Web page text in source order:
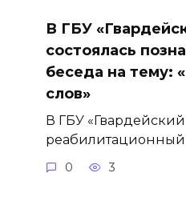
В ГБУ
состоялась
беседа на тему:
слов»
В ГБУ
0 3